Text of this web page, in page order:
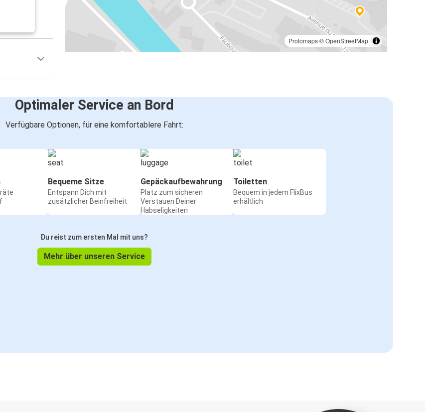
Protomaps©OpenStreetMap
Optimaler Service an Bord
Verfügbare Optionen, für eine komfortablere Fahrt:
Bequeme Sitze
Entspann Dich mit
zusätzlicher Beinfreiheit
Gepäckaufbewahrung
Platz zum sicheren
Verstauen Deiner
Habseligkeiten
Toiletten
Bequem in jedem FlixBus
erhältlich
Du reist zum ersten Mal mit uns?
Mehr über unseren Service